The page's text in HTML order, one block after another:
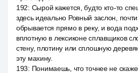
192: Сырой кажется, будто кто-то
здесь идеально Ровный заслон,
обрывается прямо в реку, и вода
вплотную в лексиконе сплавщиков
стену, плотину или сплошную
эту махину.
193: Понимаешь, что точнее не